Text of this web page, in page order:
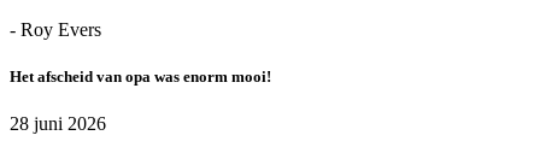
- Roy Evers
Het afscheid van opa was enorm mooi!
28 juni 2026